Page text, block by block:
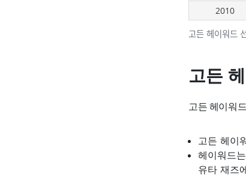
고든 헤이워드
2010
고든
고든 헤이워
고든 헤이
헤이워드
유타 재즈